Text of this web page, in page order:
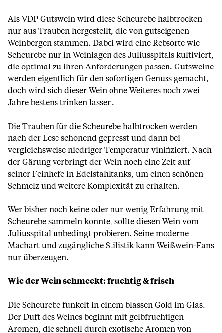
Als VDP Gutswein wird diese Scheurebe halbtrocken
nur aus Trauben hergestellt, die von gutseigenen
Weinbergen stammen. Dabei wird eine Rebsorte wie
Scheurebe nur in Weinlagen des Juliusspitals kultiviert,
die optimal zu ihren Anforderungen passen. Gutsweine
werden eigentlich für den sofortigen Genuss gemacht,
doch wird sich dieser Wein ohne Weiteres noch zwei
Jahre bestens trinken lassen.
Die Trauben für die Scheurebe halbtrocken werden
nach der Lese schonend gepresst und dann bei
vergleichsweise niedriger Temperatur vinifiziert. Nach
der Gärung verbringt der Wein noch eine Zeit auf
seiner Feinhefe in Edelstahltanks, um einen schönen
Schmelz und weitere Komplexität zu erhalten.
Wer bisher noch keine oder nur wenig Erfahrung mit
Scheurebe sammeln konnte, sollte diesen Wein vom
Juliusspital unbedingt probieren. Seine moderne
Machart und zugängliche Stilistik kann Weißwein-Fans
nur überzeugen.
Wie der Wein schmeckt: fruchtig & frisch
Die Scheurebe funkelt in einem blassen Gold im Glas.
Der Duft des Weines beginnt mit gelbfruchtigen
Aromen, die schnell durch exotische Aromen von